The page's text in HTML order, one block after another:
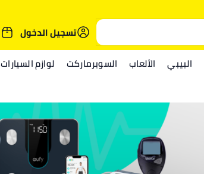
تسجيل الدخول
البيبي الألعاب السوبرماركت لوازم السيارات